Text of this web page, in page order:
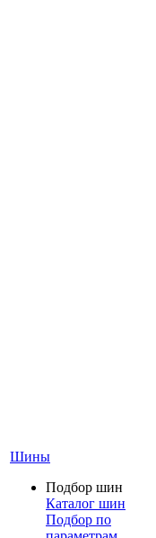
Шины
Подбор шин
Каталог шин
Подбор по